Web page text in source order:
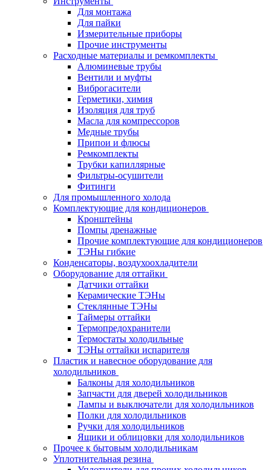
Для монтажа
Для пайки
Измерительные приборы
Прочие инструменты
Расходные материалы и ремкомплекты
Алюминевые трубы
Вентили и муфты
Виброгасители
Герметики, химия
Изоляция для труб
Масла для компрессоров
Медные трубы
Припои и флюсы
Ремкомплекты
Трубки капиллярные
Фильтры-осушители
Фитинги
Для промышленного холода
Комплектующие для кондиционеров
Кронштейны
Помпы дренажные
Прочие комплектующие для кондиционеров
ТЭНы гибкие
Конденсаторы, воздухоохладители
Оборудование для оттайки
Датчики оттайки
Керамические ТЭНы
Стеклянные ТЭНы
Таймеры оттайки
Термопредохранители
Термостаты холодильные
ТЭНы оттайки испарителя
Пластик и навесное оборудование для
холодильников
Балконы для холодильников
Запчасти для дверей холодильников
Лампы и выключатели для холодильников
Полки для холодильников
Ручки для холодильников
Ящики и облицовки для холодильников
Прочее к бытовым холодильникам
Уплотнительная резина